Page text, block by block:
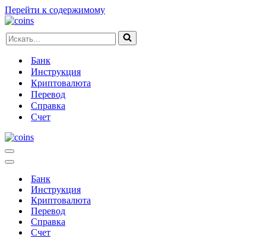
Перейти к содержимому
Искать...
Банк
Инструкция
Криптовалюта
Перевод
Справка
Счет
Меню
навигации
Меню
навигацииБанк
Инструкция
Криптовалюта
Перевод
Справка
Счет